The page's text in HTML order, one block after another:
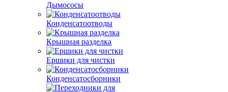
Дымососы
Конденсатоотводы
Крышная разделка
Ершики для чистки
Конденсатосборники